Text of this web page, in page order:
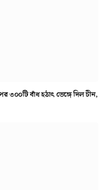
বাঁধ হঠাৎ ভেঙ্গে দিল চীন,